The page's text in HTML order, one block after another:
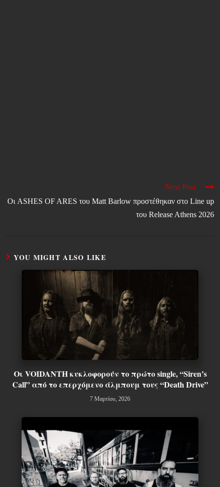
Next Post
Οι ASHES OF ARES του Matt Barlow προστέθηκαν στο Line up
του Release Athens 2026
YOU MIGHT ALSO LIKE
Οι VOIDANTH κυκλοφορούν το πρώτο single, “Siren’s
Call” από το επερχόμενο άλμπουμ τους “Death Drive”
7 Μαρτίου, 2026